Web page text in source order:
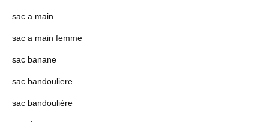
sac a main
sac a main femme
sac banane
sac bandouliere
sac bandoulière